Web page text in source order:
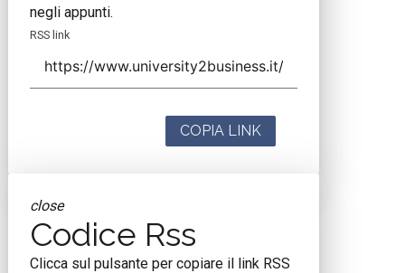
negli appunti.
RSS link
COPIA LINK
close
Codice Rss
Clicca sul pulsante per copiare il link RSS